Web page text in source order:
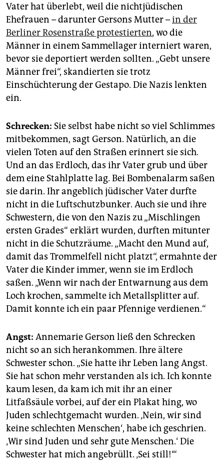
Vater hat überlebt, weil die nichtjüdischen
Ehefrauen – darunter Gersons Mutter –in der
Berliner Rosenstraße protestierten, wo die
Männer in einem Sammellager interniert waren,
bevor sie deportiert werden sollten. „Gebt unsere
Männer frei“, skandierten sie trotz
Einschüchterung der Gestapo. Die Nazis lenkten
ein.
Schrecken: Sie selbst habe nicht so viel Schlimmes
mitbekommen, sagt Gerson. Natürlich, an die
vielen Toten auf den Straßen erinnert sie sich.
Und an das Erdloch, das ihr Vater grub und über
dem eine Stahlplatte lag. Bei Bombenalarm saßen
sie darin. Ihr angeblich jüdischer Vater durfte
nicht in die Luftschutzbunker. Auch sie und ihre
Schwestern, die von den Nazis zu „Mischlingen
ersten Grades“ erklärt wurden, durften mitunter
nicht in die Schutzräume. „Macht den Mund auf,
damit das Trommelfell nicht platzt“, ermahnte der
Vater die Kinder immer, wenn sie im Erdloch
saßen. „Wenn wir nach der Entwarnung aus dem
Loch krochen, sammelte ich Metallsplitter auf.
Damit konnte ich ein paar Pfennige verdienen.“
Angst: Annemarie Gerson ließ den Schrecken
nicht so an sich herankommen. Ihre ältere
Schwester schon. „Sie hatte ihr Leben lang Angst.
Sie hat schon mehr verstanden als ich. Ich konnte
kaum lesen, da kam ich mit ihr an einer
Litfaßsäule vorbei, auf der ein Plakat hing, wo
Juden schlechtgemacht wurden. ‚Nein, wir sind
keine schlechten Menschen‘, habe ich geschrien.
‚Wir sind Juden und sehr gute Menschen.‘ Die
Schwester hat mich angebrüllt. ‚Sei still!‘“